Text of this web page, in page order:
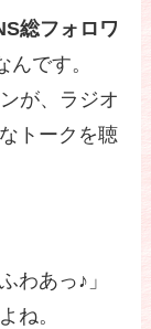
総フォロワ
んです。
が、ラジオ
トークを聴
わあっ♪」
ね。